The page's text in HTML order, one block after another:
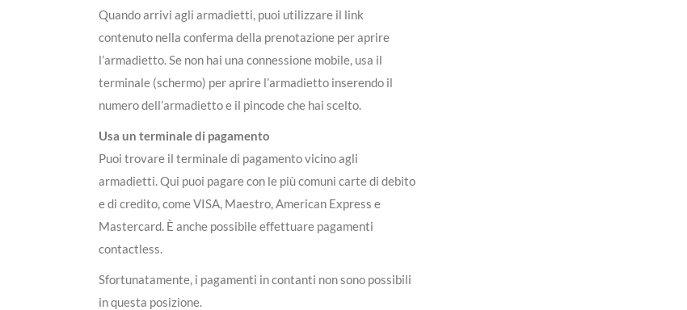
Quando arrivi agli armadietti, puoi utilizzare il link
contenuto nella conferma della prenotazione per aprire
l’armadietto. Se non hai una connessione mobile, usa il
terminale (schermo) per aprire l’armadietto inserendo il
numero dell’armadietto e il pincode che hai scelto.
Usa un terminale di pagamento
Puoi trovare il terminale di pagamento vicino agli
armadietti. Qui puoi pagare con le più comuni carte di debito
e di credito, come VISA, Maestro, American Express e
Mastercard. È anche possibile effettuare pagamenti
contactless.
Sfortunatamente, i pagamenti in contanti non sono possibili
in questa posizione.